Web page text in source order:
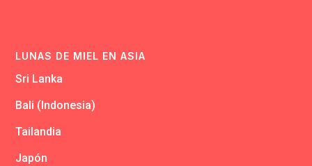
LUNAS DE MIEL EN ASIA
Sri Lanka
Bali (Indonesia)
Tailandia
Japón